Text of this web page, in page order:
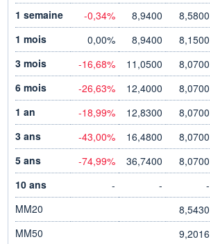
1 semaine
-0,34% 8,9400
8,5800
1 mois
0,00% 8,9400
8,1500
3 mois
-16,68% 11,0500
8,0700
6 mois
-26,63% 12,4000
8,0700
1 an
-18,99% 12,8300
8,0700
3 ans
-43,00% 16,4800
8,0700
5 ans
-74,99% 36,7400
8,0700
10 ans
- -
-
MM20
8,5430
MM50
9,2016